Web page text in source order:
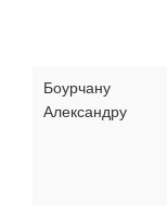
Боурчану
Александру